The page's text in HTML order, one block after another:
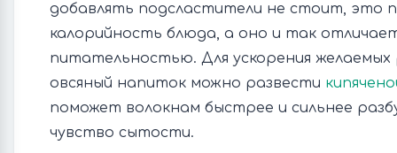
добавлять подсластители не стоит, это
калорийность блюда, а оно и так
питательностью. Для ускорения
овсяный напиток можно развести
поможет волокнам быстрее и сильнее
чувство сытости.